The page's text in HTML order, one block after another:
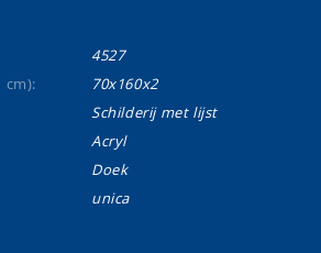
4527
cm):
70x160x2
Schilderij met lijst
Acryl
Doek
unica